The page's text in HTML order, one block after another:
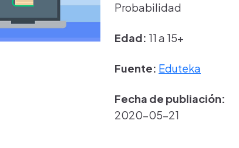
Probabilidad
Edad: 11 a 15+
Fuente: Eduteka
Fecha de publiación:
2020-05-21